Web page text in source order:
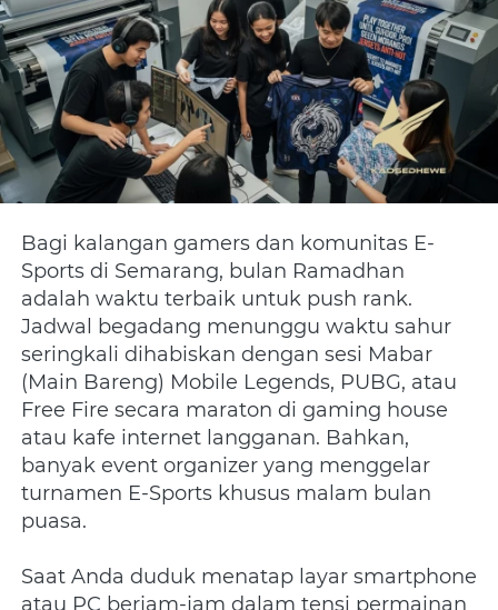
Bagi kalangan gamers dan komunitas E-
Sports di Semarang, bulan Ramadhan
adalah waktu terbaik untuk push rank.
Jadwal begadang menunggu waktu sahur
seringkali dihabiskan dengan sesi Mabar
(Main Bareng) Mobile Legends, PUBG, atau
Free Fire secara maraton di gaming house
atau kafe internet langganan. Bahkan,
banyak event organizer yang menggelar
turnamen E-Sports khusus malam bulan
puasa.
Saat Anda duduk menatap layar smartphone
atau PC berjam-jam dalam tensi permainan